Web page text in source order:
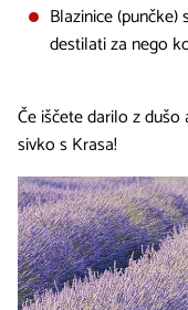
Blazinice
destilati za nego
Če iščete darilo z
sivko s Krasa!